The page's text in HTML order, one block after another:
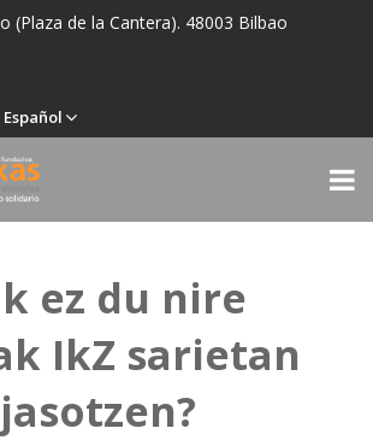
(Plaza de la Cantera). 48003 Bilbao
Español
ez du nire
IkZ sarietan